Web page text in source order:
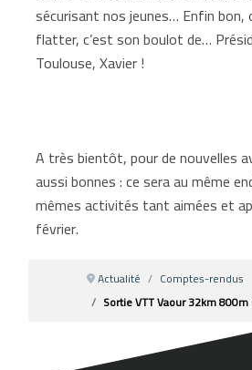
sécurisant nos jeunes… Enfin bon,
flatter, c’est son boulot de…
Toulouse, Xavier !
A très bientôt, pour de nouvelles
aussi bonnes : ce sera au même
mêmes activités tant aimées et
février.
Actualité
Comptes-rendus
Sortie VTT Vaour 32km